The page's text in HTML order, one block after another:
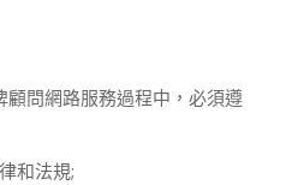
問網路服務過程中，必須遵
和法規;